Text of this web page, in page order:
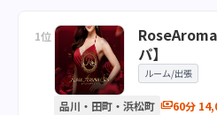
1位
パ】
ルーム/出張
品川・田町・浜松町 payments60分